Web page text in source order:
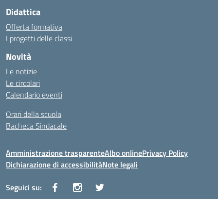
Didattica
Offerta formativa
I progetti delle classi
Novità
Le notizie
Le circolari
Calendario eventi
Orari della scuola
Bacheca Sindacale
Amministrazione trasparenteAlbo onlinePrivacy Policy
Dichiarazione di accessibilitàNote legali
Seguici su: